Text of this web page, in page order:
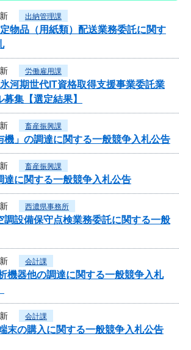
出納管理課
物品（用紙類）配送業務委託に関す
労働雇用課
河期世代IT資格取得支援事業委託業
集【選定結果】
畜産振興課
機」の調達に関する一般競争入札公告
畜産振興課
達に関する一般競争入札公告
西濃県事務所
調設備保守点検業務委託に関する一般
会計課
機器他の調達に関する一般競争入札
会計課
末の購入に関する一般競争入札公告